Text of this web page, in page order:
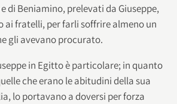
di Beniamino, prelevati da Giuseppe,
ai fratelli, per farli soffrire almeno un
gli avevano procurato.
in Egitto è particolare; in quanto
che erano le abitudini della sua
lo portavano a doversi per forza